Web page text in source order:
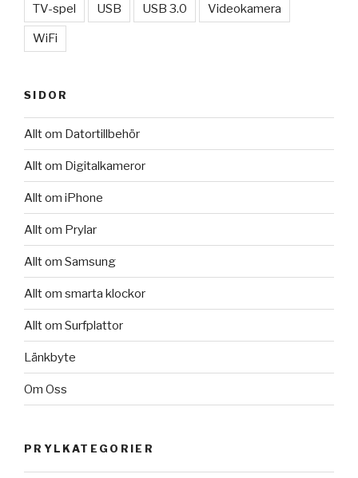
TV-spel USB USB 3.0 Videokamera
WiFi
SIDOR
Allt om Datortillbehör
Allt om Digitalkameror
Allt om iPhone
Allt om Prylar
Allt om Samsung
Allt om smarta klockor
Allt om Surfplattor
Länkbyte
Om Oss
PRYLKATEGORIER